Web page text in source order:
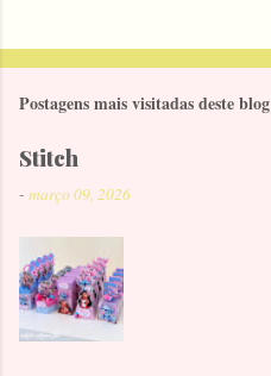
Postagens mais visitadas deste blog
Stitch
- março 09, 2026